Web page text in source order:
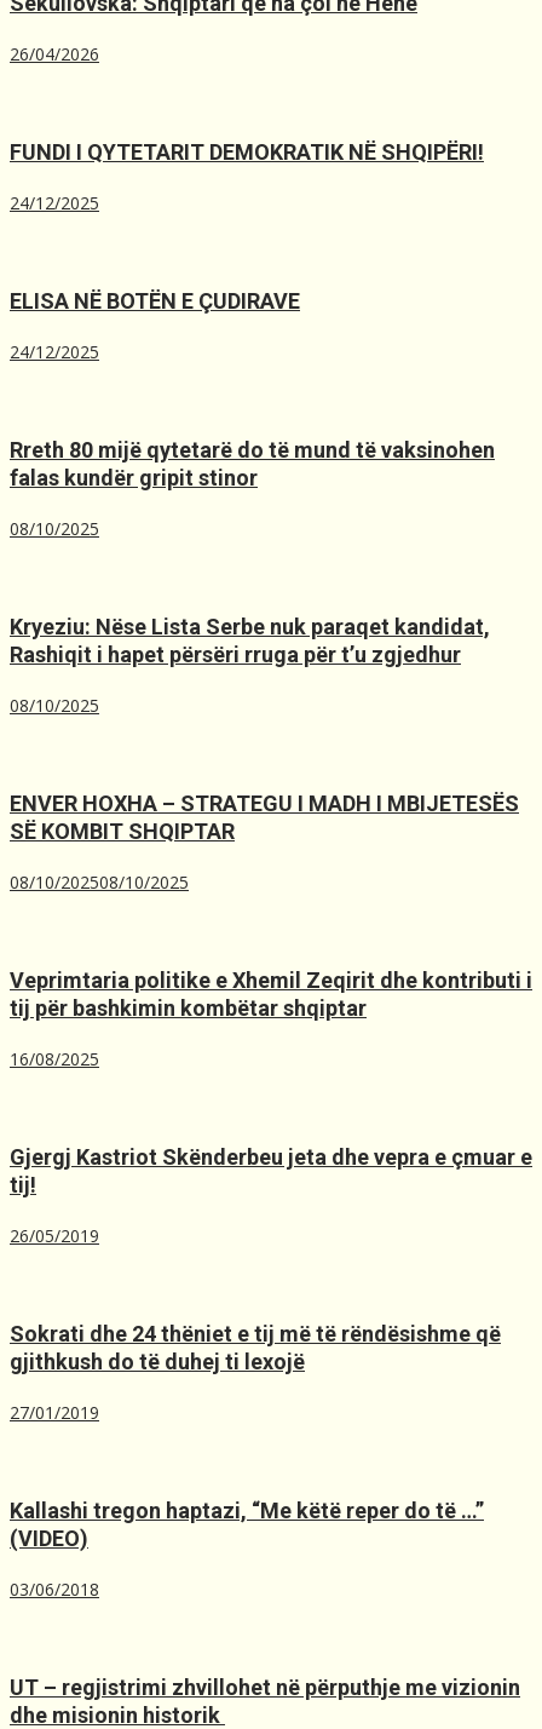
26/04/2026
FUNDI I QYTETARIT DEMOKRATIK NË SHQIPËRI!
24/12/2025
ELISA NË BOTËN E ÇUDIRAVE
24/12/2025
Rreth 80 mijë qytetarë do të mund të vaksinohen
falas kundër gripit stinor
08/10/2025
Kryeziu: Nëse Lista Serbe nuk paraqet kandidat,
Rashiqit i hapet përsëri rruga për t’u zgjedhur
08/10/2025
ENVER HOXHA – STRATEGU I MADH I MBIJETESËS
SË KOMBIT SHQIPTAR
08/10/202508/10/2025
Veprimtaria politike e Xhemil Zeqirit dhe kontributi i
tij për bashkimin kombëtar shqiptar
16/08/2025
Gjergj Kastriot Skënderbeu jeta dhe vepra e çmuar e
tij!
26/05/2019
Sokrati dhe 24 thëniet e tij më të rëndësishme që
gjithkush do të duhej ti lexojë
27/01/2019
Kallashi tregon haptazi, “Me kёtё reper do tё …”
(VIDEO)
03/06/2018
UT – regjistrimi zhvillohet në përputhje me vizionin
dhe misionin historik ️